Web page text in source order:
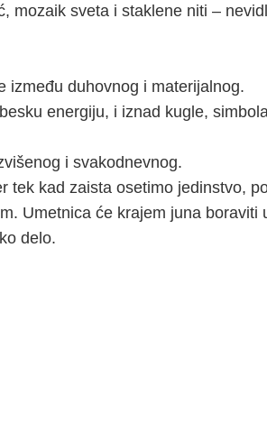
mozaik sveta i staklene niti –
između duhovnog i materijalnog.
energiju, i iznad kugle, simbola
i svakodnevnog.
tek kad zaista osetimo jedinstvo,
Umetnica će krajem juna boraviti
delo.